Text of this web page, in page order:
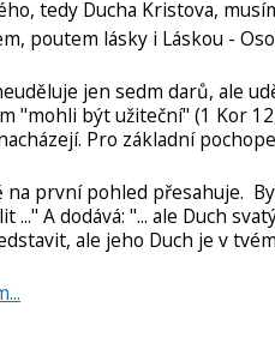
tedy Ducha Kristova,
poutem lásky i Láskou -
jen sedm darů, ale
"mohli být užiteční" (1 Kor
Pro základní
první pohled přesahuje.
A dodává: "... ale Duch
ale jeho Duch je v